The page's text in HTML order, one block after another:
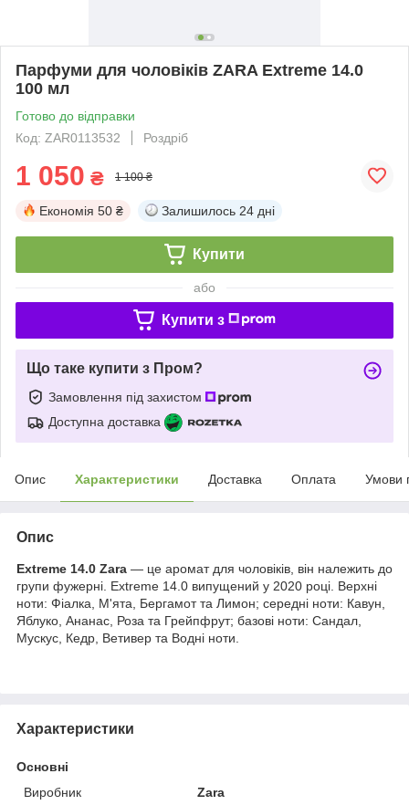
Парфуми для чоловіків ZARA Extreme 14.0
100 мл
Готово до відправки
Код: ZAR0113532
Роздріб
1 050 ₴ 1 100 ₴
Економія 50 ₴ Залишилось 24 дні
Купити
або
Купити з
Що таке купити з Пром?
Замовлення під захистом
Доступна доставка
Опис Характеристики Доставка Оплата Умови
Опис
Extreme 14.0 Zara — це аромат для чоловіків, він належить до
групи фужерні. Extreme 14.0 випущений у 2020 році. Верхні
ноти: Фіалка, М'ята, Бергамот та Лимон; середні ноти: Кавун,
Яблуко, Ананас, Роза та Грейпфрут; базові ноти: Сандал,
Мускус, Кедр, Ветивер та Водні ноти.
Характеристики
Основні
Виробник
Zara